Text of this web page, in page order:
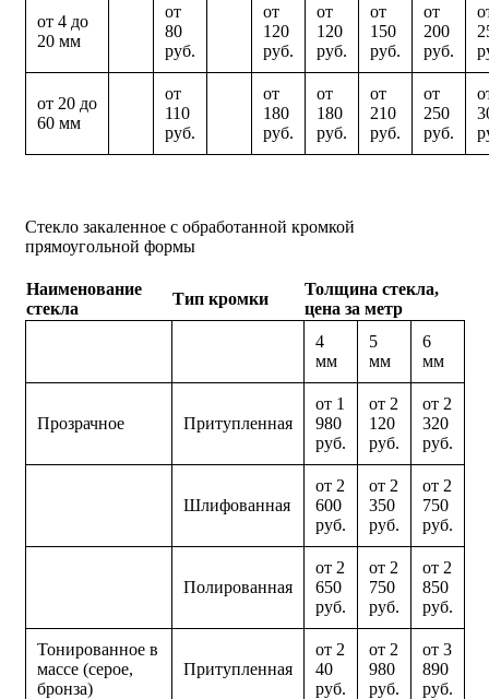
от 4 до
20 мм
от
80
руб.
от
120
руб.
от
120
руб.
от
150
руб.
от
200
руб.
от 20 до
60 мм
от
110
руб.
от
180
руб.
от
180
руб.
от
210
руб.
от
250
руб.
Стекло закаленное с обработанной кромкой
прямоугольной формы
Наименование
стекла
Тип кромки
Толщина стекла,
цена за метр
4
мм
5
мм
6
мм
Прозрачное Притупленная
от 1
980
руб.
от 2
120
руб.
от 2
320
руб.
Шлифованная
от 2
600
руб.
от 2
350
руб.
от 2
750
руб.
Полированная
от 2
650
руб.
от 2
750
руб.
от 2
850
руб.
Тонированное в
массе (серое,
бронза)
Притупленная
от 2
40
руб.
от 2
980
руб.
от 3
890
руб.